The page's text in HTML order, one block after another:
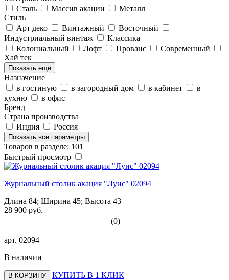
Cталь
Массив акации
Металл
Стиль
Арт деко
Винтажный
Восточный
Индустриальный винтаж
Классика
Колониальный
Лофт Прованс
Современный
Хай тек
Показать ещё
Назначение
в гостиную
в загородный дом в кабинет
в
кухню
в офис
Бренд
Страна производства
Индия
Россия
Показать все параметры
Товаров в разделе: 101
Быстрый просмотр
Журнальный столик акация "Луис" 02094
Длина 84; Ширина 45; Высота 43
28 900 руб.
(0)
арт. 02094
В наличии
В КОРЗИНУ
КУПИТЬ В 1 КЛИК